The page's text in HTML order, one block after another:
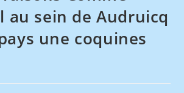
au sein de Audruicq
une coquines